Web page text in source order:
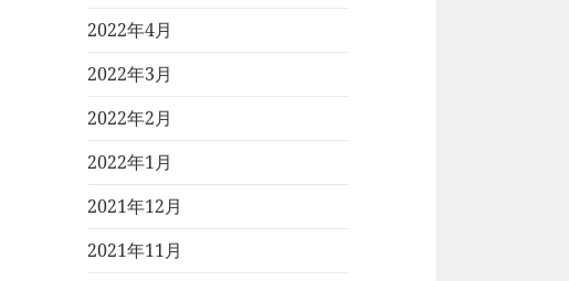
2022年4月
2022年3月
2022年2月
2022年1月
2021年12月
2021年11月